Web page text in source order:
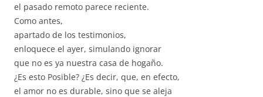
el pasado remoto parece reciente.
Como antes,
apartado de los testimonios,
enloquece el ayer, simulando ignorar
que no es ya nuestra casa de hogaño.
¿Es esto Posible? ¿Es decir, que, en efecto,
el amor no es durable, sino que se aleja